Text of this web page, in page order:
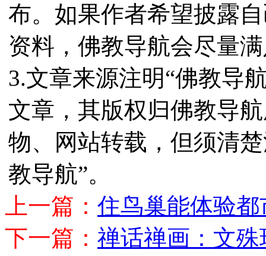
布。如果作者希望披露
资料，佛教导航会尽量
3.文章来源注明“佛教导
文章，其版权归佛教导
物、网站转载，但须清
教导航”。
上一篇： 住鸟巢能体验
下一篇： 禅话禅画：文殊